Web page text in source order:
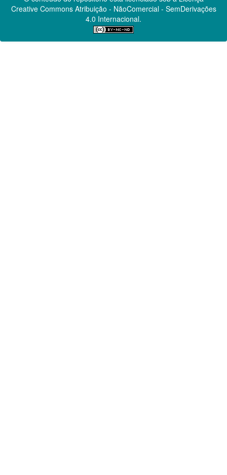
Creative CommonsAtribuição - NãoComercial - SemDerivações
4.0 Internacional.